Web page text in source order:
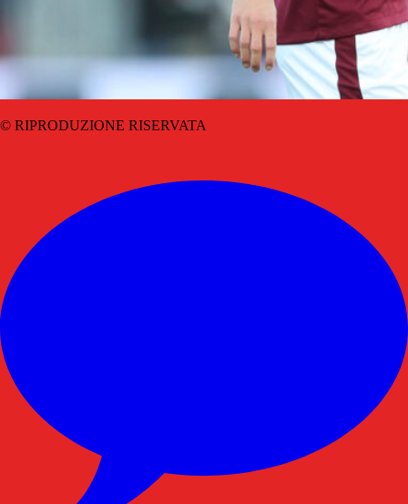
© RIPRODUZIONE RISERVATA